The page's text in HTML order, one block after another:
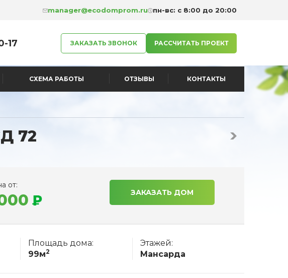
manager@ecodomprom.ru пн-вс: с 8:00 до 20:00
17 ЗАКАЗАТЬ ЗВОНОК РАССЧИТАТЬ ПРОЕКТ
СХЕМА РАБОТЫ ОТЗЫВЫ КОНТАКТЫ
72
от:
ЗАКАЗАТЬ ДОМ
Площадь дома:
99м2
Этажей:
Мансарда